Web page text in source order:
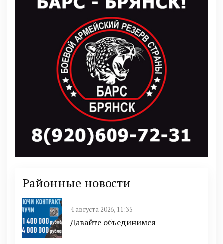
Районные новости
4 августа 2026, 11:35
Давайте объединимся